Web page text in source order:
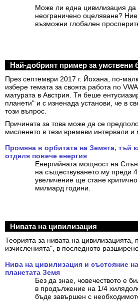
Може ли една цивилизация да
неограничено оцеляване?
възможни глобален
Най-добрият пример за умствени
През септември 2017 г. Йохана, по-
избере темата за своята работа по
матурата в Австрия. Тя беше
планети" и с изненада установи, че в
този въпрос.
Причината за това може да се
мисленето в тези времеви интервали и
Промяна в орбитата на Земята, тъй
отделя повече енергия
Енергийната мощност на
на съществуването му преди
увеличение ще стане
милиард години.
Нивата на цивилизация
Теорията за нивата на цивилизацията,
изчисленията", в последното
Нива на цивилизация и състояние
планетата Земя
Без да знае, човечеството е
в продължение на 1/4
бъде завършен с